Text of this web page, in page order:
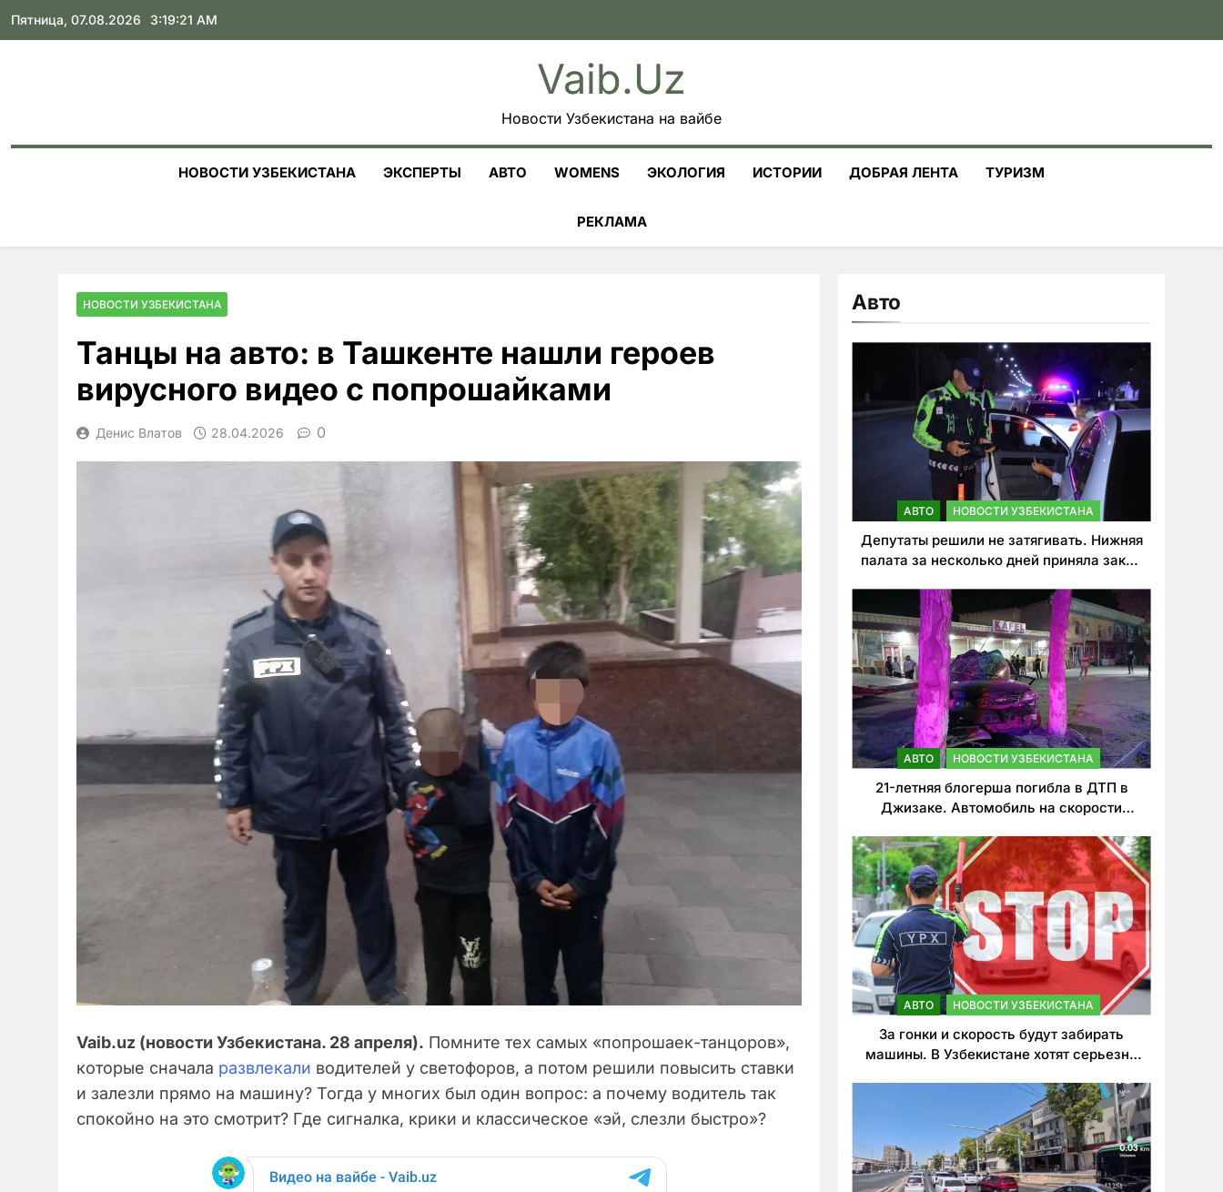
Skip
Пятница, 07.08.2026 3:19:22 AM
Vaib.uz
Новости Узбекистана на вайбе
НОВОСТИ УЗБЕКИСТАНА ЭКСПЕРТЫ АВТО WOMENS ЭКОЛОГИЯ ИСТОРИИ ДОБРАЯ ЛЕНТА ТУРИЗМ
РЕКЛАМА
НОВОСТИ УЗБЕКИСТАНА
Танцы на авто: в Ташкенте нашли героев
вирусного видео с попрошайками
Денис Влатов 28.04.2026 0
Vaib.uz (новости Узбекистана. 28 апреля). Помните тех самых «попрошаек-танцоров»,
которые сначала развлекали водителей у светофоров, а потом решили повысить ставки
и залезли прямо на машину? Тогда у многих был один вопрос: а почему водитель так
спокойно на это смотрит? Где сигналка, крики и классическое «эй, слезли быстро»?
Авто
АВТО НОВОСТИ УЗБЕКИСТАНА
Депутаты решили не затягивать. Нижняя
палата за несколько дней приняла закон
нарушителей ПДД
АВТО НОВОСТИ УЗБЕКИСТАНА
21-летняя блогерша погибла в ДТП в
Джизаке. Автомобиль на скорости
АВТО НОВОСТИ УЗБЕКИСТАНА
За гонки и скорость будут забирать
машины. В Узбекистане хотят серьезно